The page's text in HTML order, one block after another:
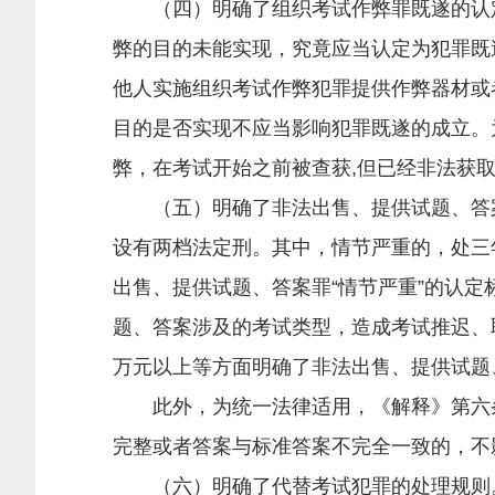
（四）明确了组织考试作弊罪既遂的认
弊的目的未能实现，究竟应当认定为犯罪
他人实施组织考试作弊犯罪提供作弊器材
目的是否实现不应当影响犯罪既遂的成立
弊，在考试开始之前被查获,但已经非法获
（五）明确了非法出售、提供试题、答
设有两档法定刑。其中，情节严重的，处
出售、提供试题、答案罪“情节严重”的认
题、答案涉及的考试类型，造成考试推迟
万元以上等方面明确了非法出售、提供试
此外，为统一法律适用，《解释》第六
完整或者答案与标准答案不完全一致的，
（六）明确了代替考试犯罪的处理规则